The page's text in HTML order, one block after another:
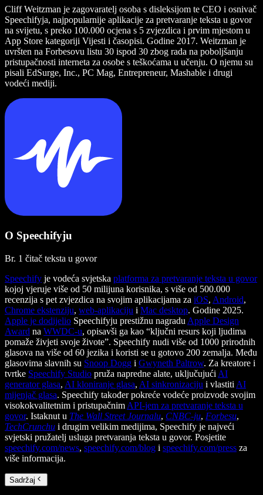
Cliff Weitzman je zagovaratelj osoba s disleksijom te CEO i osnivač
Speechifyja, najpopularnije aplikacije za pretvaranje teksta u govor
na svijetu, s preko 100.000 ocjena s 5 zvjezdica i prvim mjestom u
App Store kategoriji Vijesti i časopisi. Godine 2017. Weitzman je
uvršten na Forbesovu listu 30 ispod 30 zbog rada na poboljšanju
pristupačnosti interneta za osobe s teškoćama u učenju. O njemu su
pisali EdSurge, Inc., PC Mag, Entrepreneur, Mashable i drugi
vodeći mediji.
O Speechifyju
Br. 1 čitač teksta u govor
Speechify je vodeća svjetska platforma za pretvaranje teksta u govor
kojoj vjeruje više od 50 milijuna korisnika, s više od 500.000
recenzija s pet zvjezdica na svojim aplikacijama za iOS, Android,
Chrome ekstenziju, web-aplikaciju i Mac desktop. Godine 2025.
Apple je dodijelio Speechifyju prestižnu nagradu Apple Design
Award na WWDC-u, opisavši ga kao “ključni resurs koji ljudima
pomaže živjeti svoje živote”. Speechify nudi više od 1000 prirodnih
glasova na više od 60 jezika i koristi se u gotovo 200 zemalja. Među
glasovima slavnih su Snoop Dogg i Gwyneth Paltrow. Za kreatore i
tvrtke Speechify Studio pruža napredne alate, uključujući AI
generator glasa, AI kloniranje glasa, AI sinkronizaciju i vlastiti AI
mijenjač glasa. Speechify također pokreće vodeće proizvode svojim
visokokvalitetnim i pristupačnim API-jem za pretvaranje teksta u
govor. Istaknut u The Wall Street Journalu, CNBC-ju, Forbesu,
TechCrunchu i drugim velikim medijima, Speechify je najveći
svjetski pružatelj usluga pretvaranja teksta u govor. Posjetite
speechify.com/news, speechify.com/blog i speechify.com/press za
više informacija.
Sadržaj